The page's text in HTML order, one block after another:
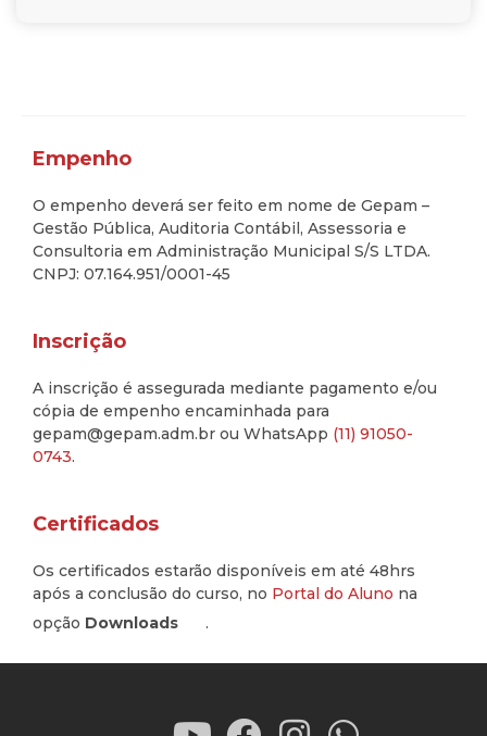
Empenho
O empenho deverá ser feito em nome de Gepam –
Gestão Pública, Auditoria Contábil, Assessoria e
Consultoria em Administração Municipal S/S LTDA.
CNPJ: 07.164.951/0001-45
Inscrição
A inscrição é assegurada mediante pagamento e/ou
cópia de empenho encaminhada para
gepam@gepam.adm.br ou WhatsApp (11) 91050-
0743.
Certificados
Os certificados estarão disponíveis em até 48hrs
após a conclusão do curso, no Portal do Aluno na
opção Downloads .